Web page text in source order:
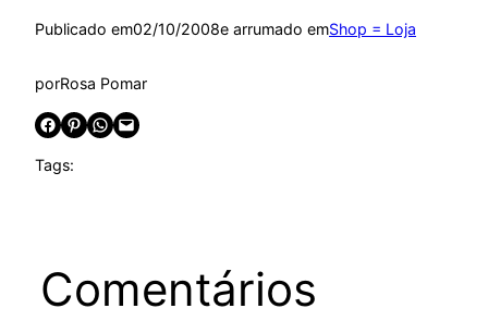
Publicado em02/10/2008e arrumado emShop = Loja
porRosa Pomar
Share on Facebook Share on Pinterest Share on WhatsApp Email this Page
Tags:
Comentários